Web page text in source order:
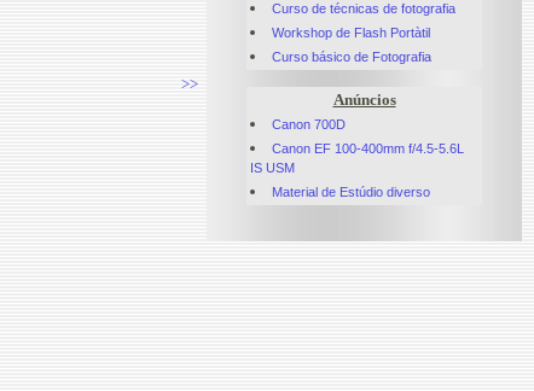
>>
Curso de técnicas de fotografia
Workshop de Flash Portàtil
Curso básico de Fotografia
Anúncios
Canon 700D
Canon EF 100-400mm f/4.5-5.6L
IS USM
Material de Estúdio diverso